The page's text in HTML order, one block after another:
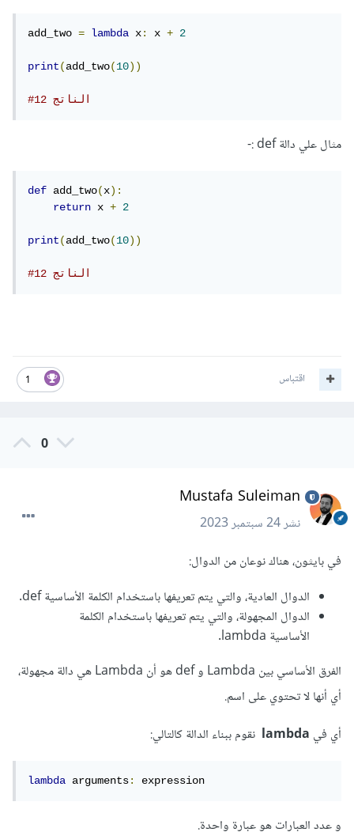
add_two = lambda x: x + 2
print(add_two(10))
#الناتج 12
مثال علي دالة def :-
def add_two(x):
return x + 2
print(add_two(10))
#الناتج 12
1 اقتباس
0
Mustafa Suleiman
نشر24 سبتمبر 2023
في بايثون، هناك نوعان من الدوال:
الدوال العادية، والتي يتم تعريفها باستخدام الكلمة الأساسية def.
الدوال المجهولة، والتي يتم تعريفها باستخدام الكلمة
الأساسية lambda.
الفرق الأساسي بين Lambda و def هو أن Lambda هي دالة مجهولة،
أي أنها لا تحتوي على اسم.
أي في lambda نقوم ببناء الدالة كالتالي:
lambda arguments:
و عدد العبارات هو عبارة واحدة.